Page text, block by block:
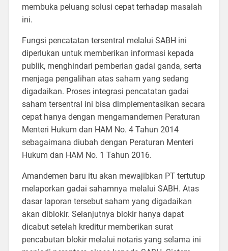
membuka peluang solusi cepat terhadap masalah
ini.
Fungsi pencatatan tersentral melalui SABH ini
diperlukan untuk memberikan informasi kepada
publik, menghindari pemberian gadai ganda, serta
menjaga pengalihan atas saham yang sedang
digadaikan. Proses integrasi pencatatan gadai
saham tersentral ini bisa dimplementasikan secara
cepat hanya dengan mengamandemen Peraturan
Menteri Hukum dan HAM No. 4 Tahun 2014
sebagaimana diubah dengan Peraturan Menteri
Hukum dan HAM No. 1 Tahun 2016.
Amandemen baru itu akan mewajibkan PT tertutup
melaporkan gadai sahamnya melalui SABH. Atas
dasar laporan tersebut saham yang digadaikan
akan diblokir. Selanjutnya blokir hanya dapat
dicabut setelah kreditur memberikan surat
pencabutan blokir melalui notaris yang selama ini